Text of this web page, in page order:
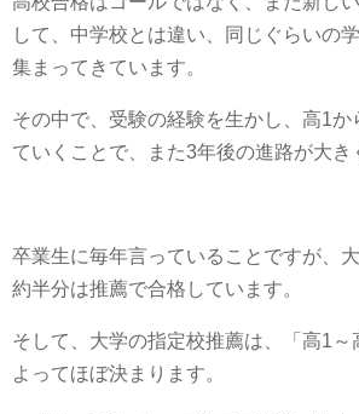
して、中学校とは違い、同じぐらいの
集まってきています。
その中で、受験の経験を生かし、高1
ていくことで、また3年後の進路が大き
卒業生に毎年言っていることですが、
約半分は推薦で合格しています。
そして、大学の指定校推薦は、「高1～
よってほぼ決まります。